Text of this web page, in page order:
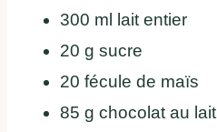
300 ml lait entier
20 g sucre
20 fécule de maïs
85 g chocolat au lait